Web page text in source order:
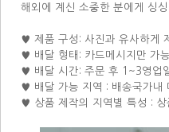
해외에 계신 소중한 분에게 싱
♥ 제품 구성: 사진과 유사하게
♥ 배달 형태: 카드메시지만 가능
♥ 배달 시간: 주문 후 1~3영업
♥ 배달 가능 지역 : 배송국가내
♥ 상품 제작의 지역별 특성 : 상